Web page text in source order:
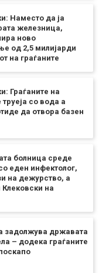
Наместо да ја
железница,
ново
од 2,5 милијарди
на граѓаните
Граѓаните на
труеја со вода а
да отвора базен
болница среде
еден инфектолог,
на дежурство, а
на
задолжува државата
– додека граѓаните